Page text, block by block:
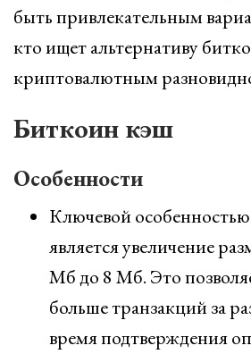
быть привлекательным
кто ищет альтернативу
криптовалютным
Биткоин кэш
Особенности
Ключевой
является увеличение
Мб до 8 Мб. Это
больше транзакций за
время подтверждения